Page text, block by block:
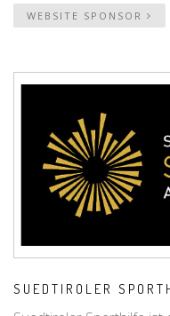
WEBSITE SPONSOR
SUEDTIROLER